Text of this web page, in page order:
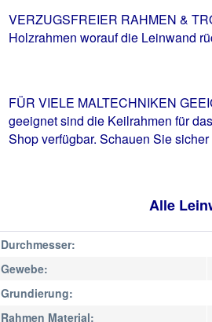
VERZUGSFREIER RAHMEN &
Holzrahmen worauf die Leinwand
FÜR VIELE MALTECHNIKEN
geeignet sind die Keilrahmen für
Shop verfügbar. Schauen Sie
Alle
Durchmesser:
Gewebe:
Grundierung:
Rahmen Material: